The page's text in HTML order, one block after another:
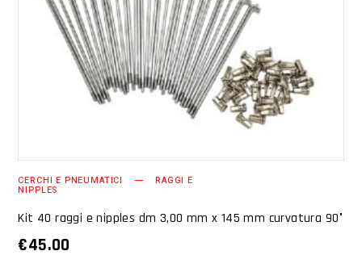
AGGIUNGI AL CARRELLO
CERCHI E PNEUMATICI RAGGI E
NIPPLES
Kit 40 raggi e nipples dm 3,00 mm x 145 mm curvatura 90°
€45.00